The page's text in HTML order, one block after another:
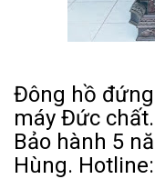
Đông hồ
máy Đức
Bảo hành 5
Hùng.